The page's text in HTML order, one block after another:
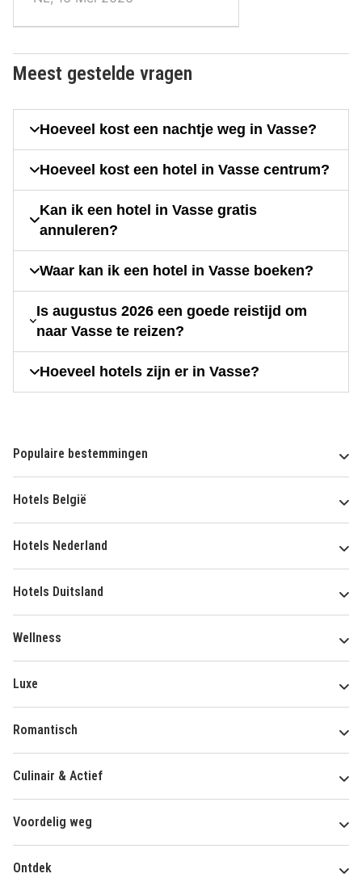
terrasjes/restaurantjes.
Meest gestelde vragen
Hoeveel kost een nachtje weg in Vasse?
Hoeveel kost een hotel in Vasse centrum?
Kan ik een hotel in Vasse gratis
annuleren?
Waar kan ik een hotel in Vasse boeken?
Is augustus 2026 een goede reistijd om
naar Vasse te reizen?
Hoeveel hotels zijn er in Vasse?
Populaire bestemmingen
Hotels België
Hotels Nederland
Hotels Duitsland
Wellness
Luxe
Romantisch
Culinair & Actief
Voordelig weg
Ontdek